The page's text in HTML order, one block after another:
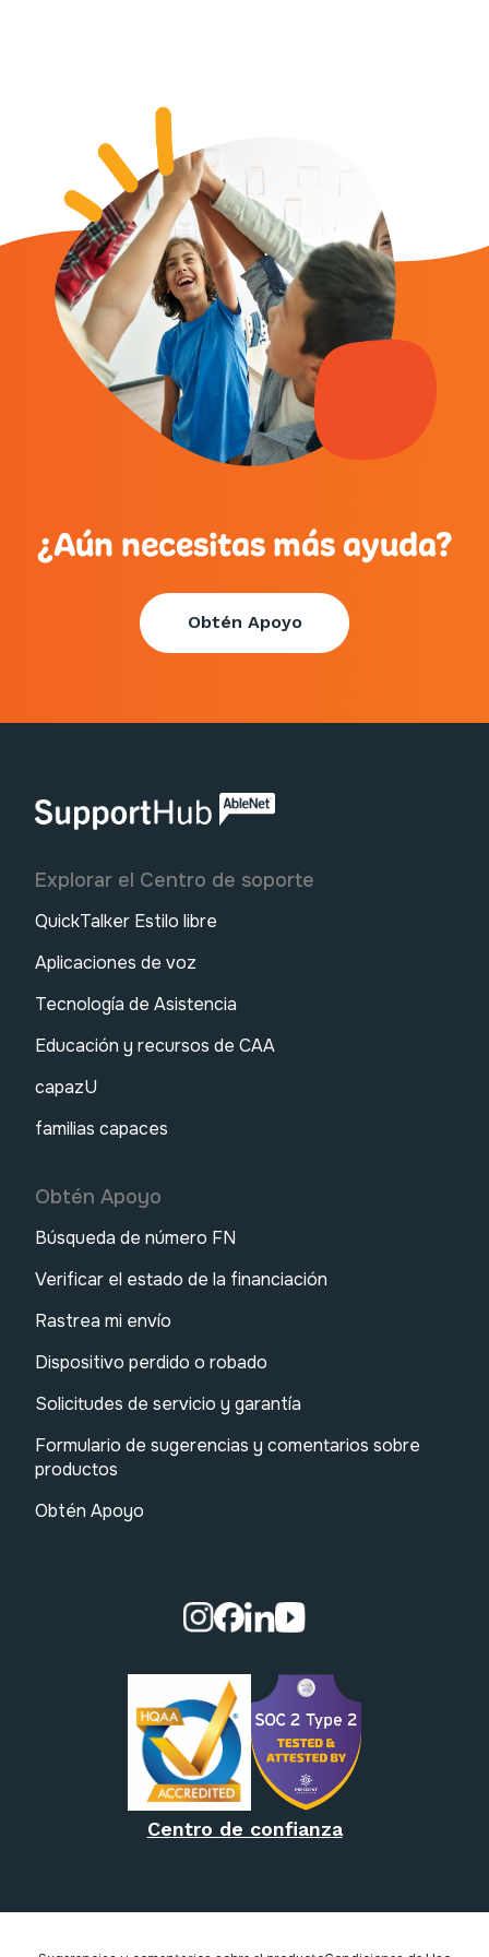
¿Aún necesitas más ayuda?
Obtén Apoyo
AbleNet | Centro de soporte
Explorar el Centro de soporte
QuickTalker Estilo libre
Aplicaciones de voz
Tecnología de Asistencia
Educación y recursos de CAA
capazU
familias capaces
Obtén Apoyo
Búsqueda de número FN
Verificar el estado de la financiación
Rastrea mi envío
Dispositivo perdido o robado
Solicitudes de servicio y garantía
Formulario de sugerencias y comentarios sobre
productos
Obtén Apoyo
Visita nuestra página de
Visita nuestra página de
Visita nuestra página
Visita nuestra
Centro de confianza